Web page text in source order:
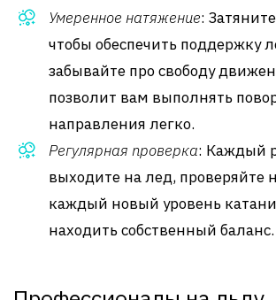
Умеренное натяжение:
чтобы обеспечить поддержку
забывайте про свободу
позволит вам выполнять
направления легко.
Регулярная проверка: Каждый
выходите на лед, проверяйте
каждый новый уровень
находить собственный баланс.